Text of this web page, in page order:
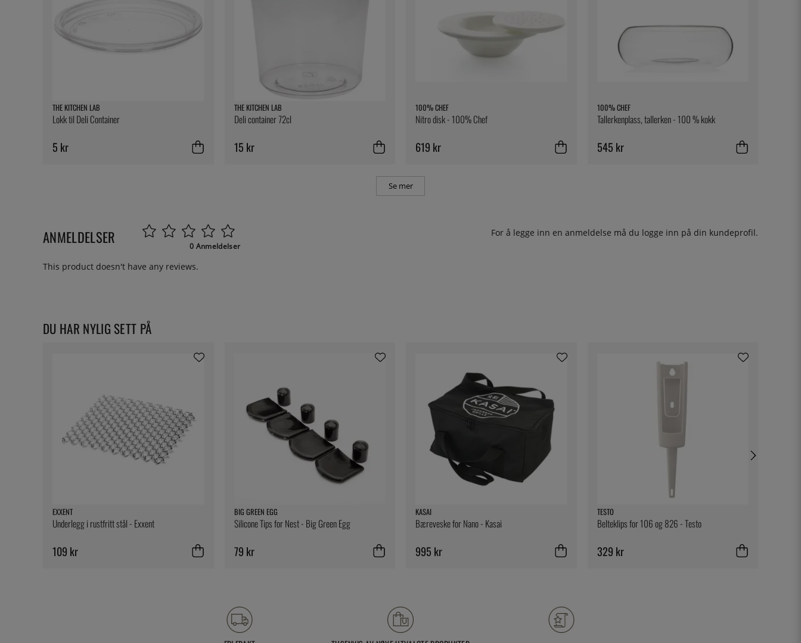
THE KITCHEN LAB
Lokk til Deli Container
5 kr
THE KITCHEN LAB
Deli container 72cl
15 kr
100% CHEF
Nitro disk - 100% Chef
619 kr
100% CHEF
Tallerkenplass, tallerken - 100 % kokk
545 kr
Se mer
ANMELDELSER 0 Anmeldelser
For å legge inn en anmeldelse må du logge inn på din kundeprofil.
This product doesn't have any reviews.
DU HAR NYLIG SETT PÅ
EXXENT
Underlegg i rustfritt stål - Exxent
109 kr
BIG GREEN EGG
Silicone Tips for Nest - Big Green Egg
79 kr
KASAI
Bæreveske for Nano - Kasai
995 kr
TESTO
Belteklips for 106 og 826 - Testo
329 kr